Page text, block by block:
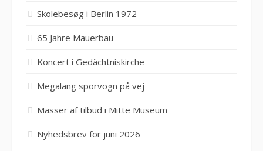
Skolebesøg i Berlin 1972
65 Jahre Mauerbau
Koncert i Gedächtniskirche
Megalang sporvogn på vej
Masser af tilbud i Mitte Museum
Nyhedsbrev for juni 2026